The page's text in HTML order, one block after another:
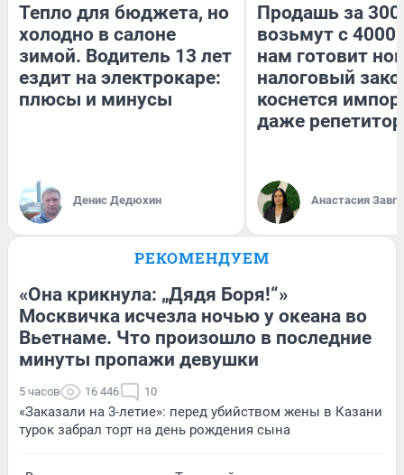
Тепло для бюджета, но
холодно в салоне
зимой. Водитель 13 лет
ездит на электрокаре:
плюсы и минусы
Денис Дедюхин
Продашь за
возьмут с
нам готовит
налоговый
коснется
даже
Анастасия
РЕКОМЕНДУЕМ
«Она крикнула: „Дядя Боря!“»
Москвичка исчезла ночью у океана во
Вьетнаме. Что произошло в последние
минуты пропажи девушки
5 часов 16 446 10
«Заказали на 3-летие»: перед убийством жены в Казани
турок забрал торт на день рождения сына